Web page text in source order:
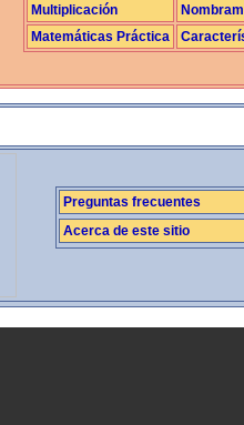
Multiplicación
Matemáticas Práctica
Preguntas frecuentes
Acerca de este sitio